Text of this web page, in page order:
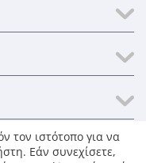
τον ιστότοπο για να
Εάν συνεχίσετε,